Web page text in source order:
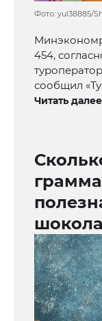
Фото: yul38885/
454,
сообщил
Читать